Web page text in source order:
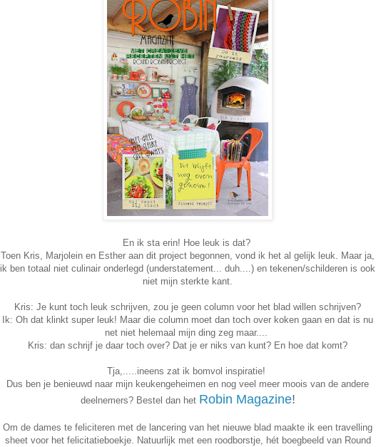
En ik sta erin! Hoe leuk is dat?
Toen Kris, Marjolein en Esther aan dit project begonnen, vond ik het al gelijk leuk. Maar ja,
ik ben totaal niet culinair onderlegd (understatement... duh....) en tekenen/schilderen is ook
niet mijn sterkte kant.
Kris: Je kunt toch leuk schrijven, zou je geen column voor het blad willen schrijven?
Ik: Oh dat klinkt super leuk! Maar die column moet dan toch over koken gaan en dat is nu
net niet helemaal mijn ding zeg maar....
Kris: dan schrijf je daar toch over? Dat je er niks van kunt? En hoe dat komt?
Tja,.....ineens zat ik bomvol inspiratie!
Dus ben je benieuwd naar mijn keukengeheimen en nog veel meer moois van de andere
deelnemers? Bestel dan het Robin Magazine!
Om de dames te feliciteren met de lancering van het nieuwe blad maakte ik een travelling
sheet voor het felicitatieboekje. Natuurlijk met een roodborstje, hét boegbeeld van Round